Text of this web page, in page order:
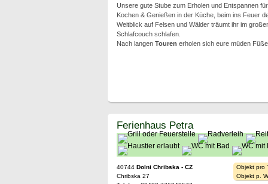
Unsere gute Stube zum Erholen und Entspannen
Kochen & Genießen in der Küche, beim ins Feuer
Weitblick auf Felsen und Wälder träumt ihr im
Schlafcouch schlafen.
Nach langen Touren erholen sich eure müden
Ferienhaus Petra
40744 Dolni Chribska - CZ
Chribska 27
Objekt pro
Objekt p.